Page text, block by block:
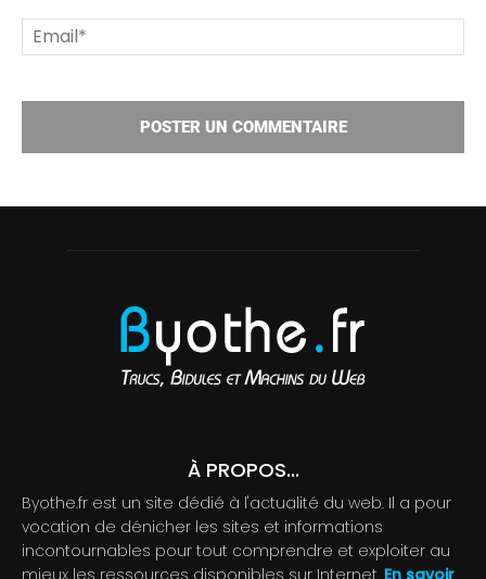
À PROPOS...
Byothe.fr est un site dédié à l'actualité du web. Il a pour
vocation de dénicher les sites et informations
incontournables pour tout comprendre et exploiter au
mieux les ressources disponibles sur Internet. En savoir